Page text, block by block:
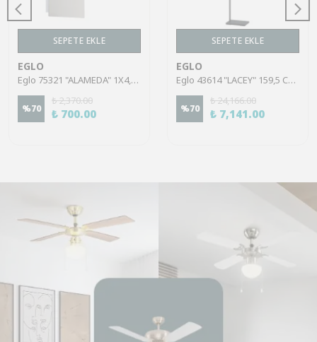
SEPETE EKLE
EGLO
Eglo 75321 "ALAMEDA" 1X4,5W Çelik Nikel Mat Sıva Üstü Spot
%70
₺ 2,370.00
₺ 700.00
SEPETE EKLE
EGLO
Eglo 43614 "LACEY" 159,5 Cm Yüksekliğinde Çelik, Ahşap Köşe Lambası Lambader
%70
₺ 24,166.00
₺ 7,141.00